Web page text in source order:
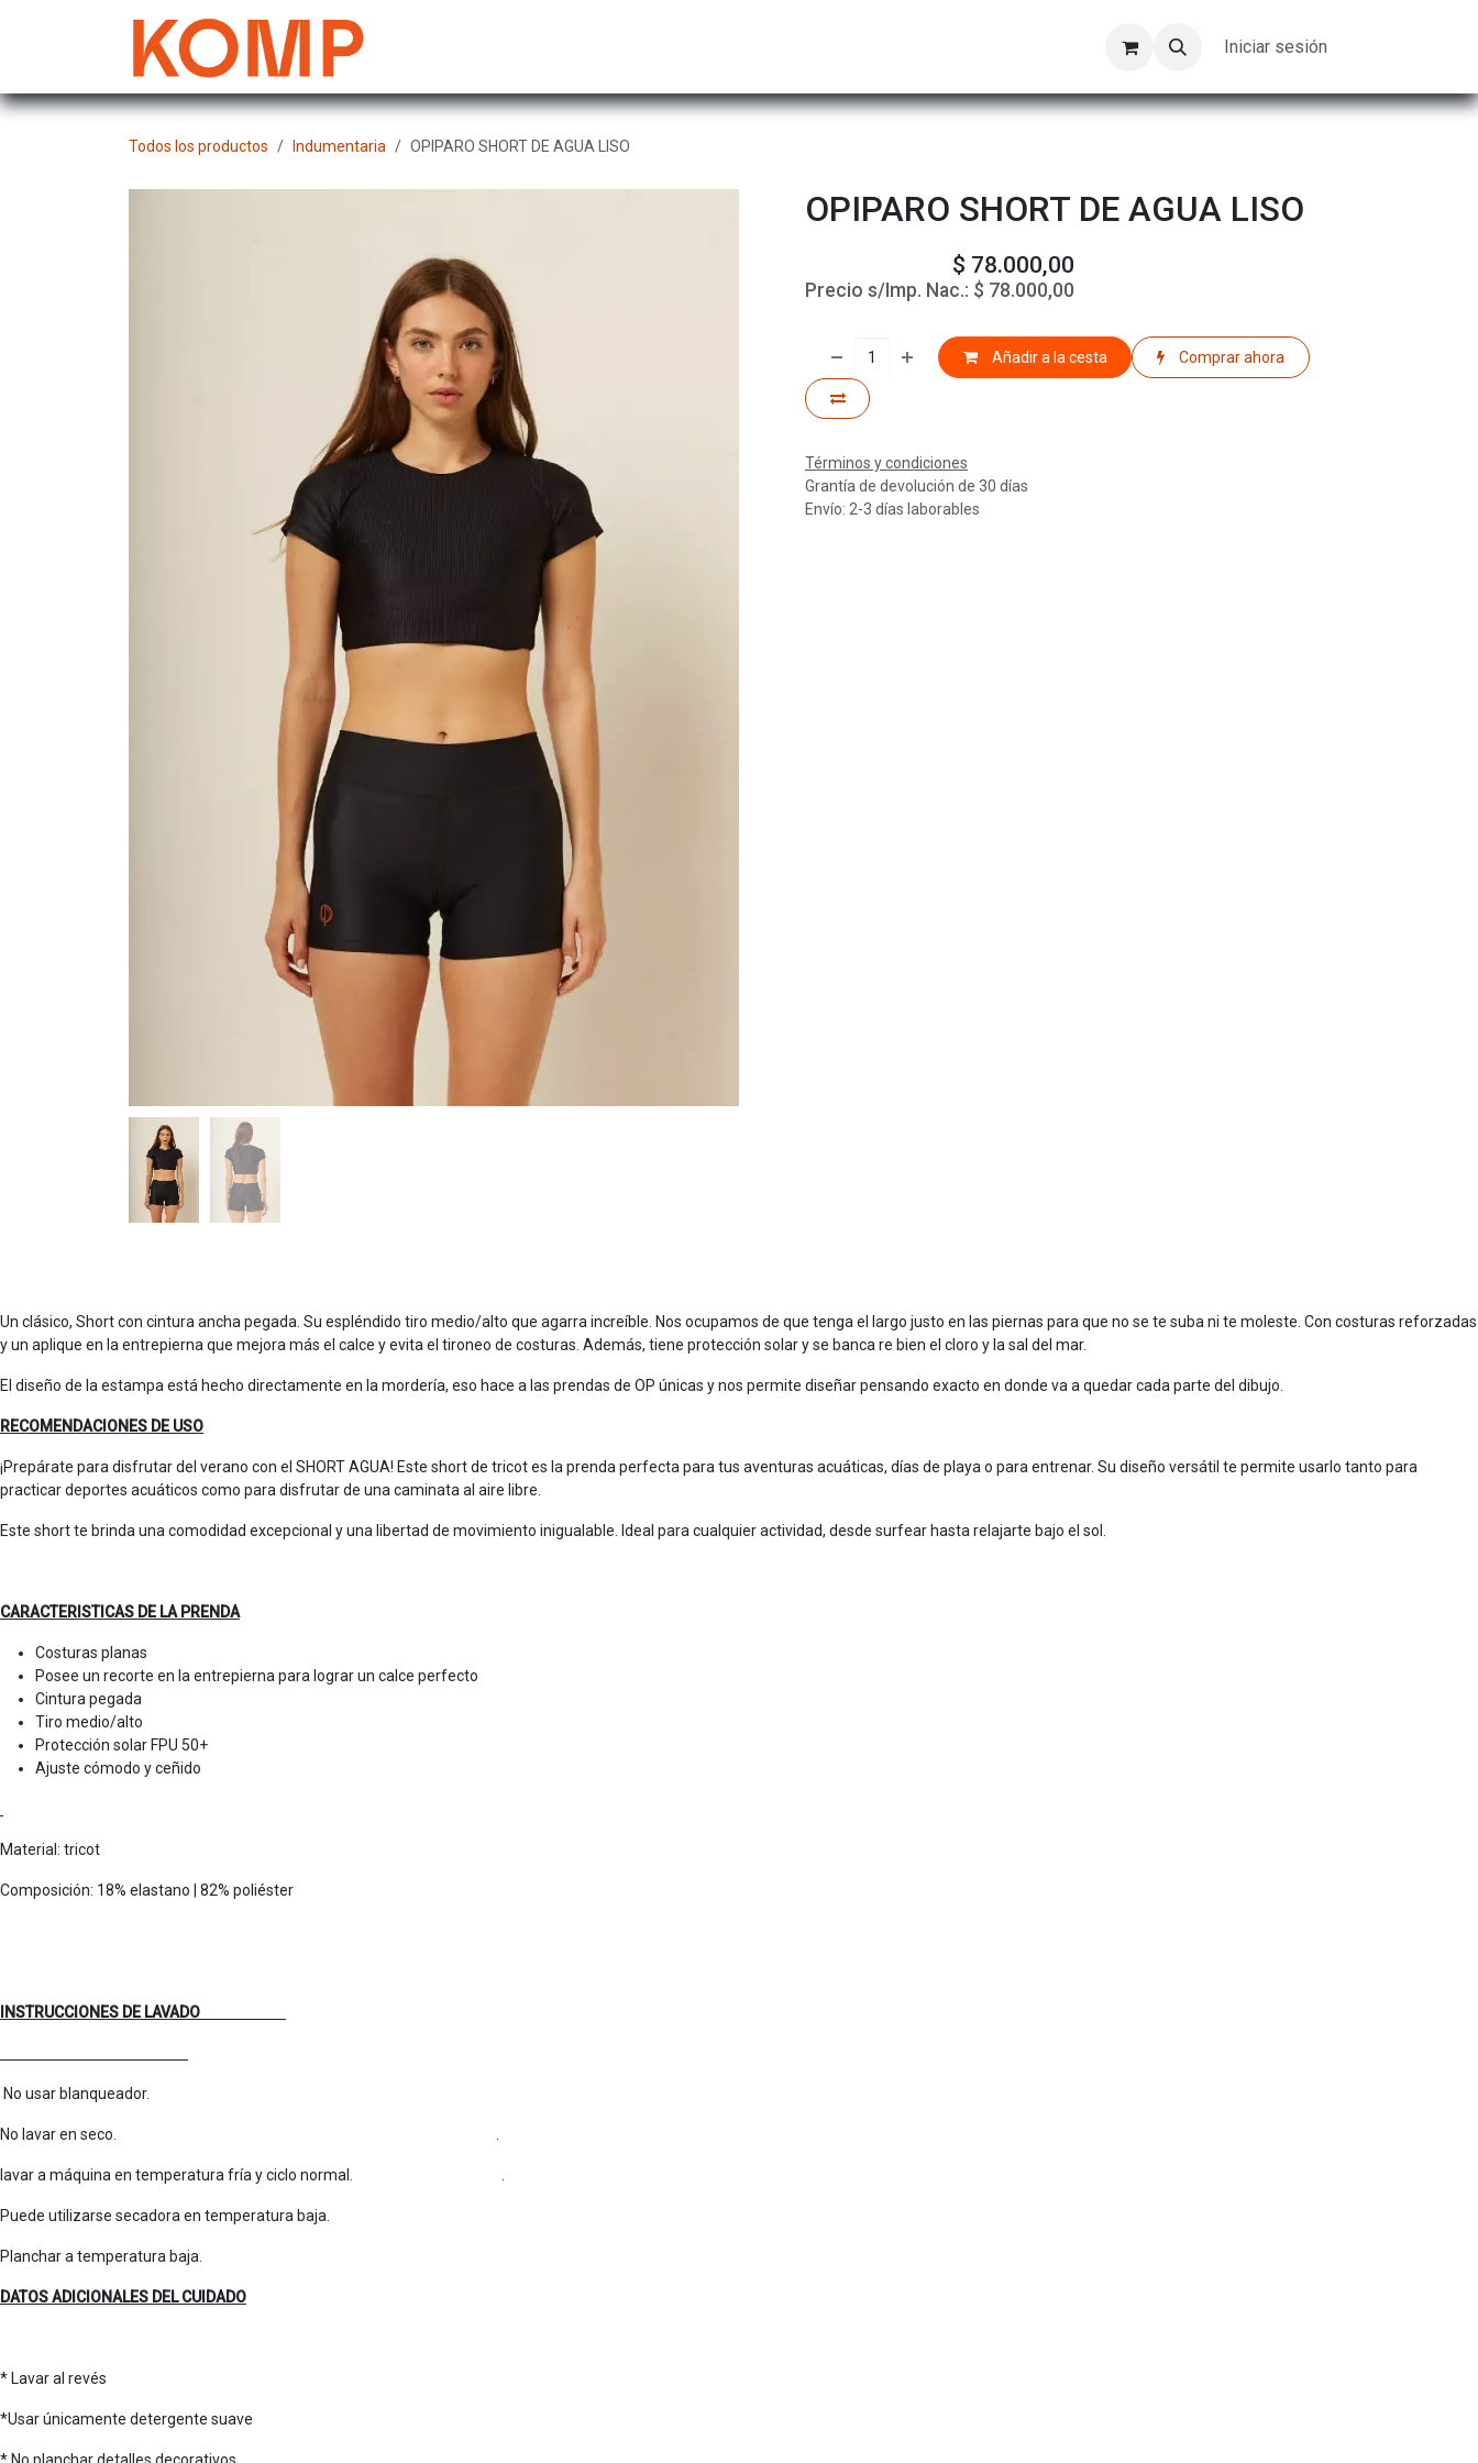
Trabajos Iniciar sesión
Todos los productos Indumentaria OPIPARO SHORT DE AGUA LISO
OPIPARO SHORT DE AGUA LISO
$ 78.000,00
Precio s/Imp. Nac.: $ 78.000,00
Añadir a la cesta Comprar ahora
Términos y condiciones
Grantía de devolución de 30 días
Envío: 2-3 días laborables
Un clásico, Short con cintura ancha pegada. Su espléndido tiro medio/alto que agarra increíble. Nos ocupamos de que tenga el largo justo en las piernas para que no se te suba ni te moleste. Con costuras reforzadas
y un aplique en la entrepierna que mejora más el calce y evita el tironeo de costuras. Además, tiene protección solar y se banca re bien el cloro y la sal del mar.
El diseño de la estampa está hecho directamente en la mordería, eso hace a las prendas de OP únicas y nos permite diseñar pensando exacto en donde va a quedar cada parte del dibujo.
RECOMENDACIONES DE USO
¡Prepárate para disfrutar del verano con el SHORT AGUA! Este short de tricot es la prenda perfecta para tus aventuras acuáticas, días de playa o para entrenar. Su diseño versátil te permite usarlo tanto para
practicar deportes acuáticos como para disfrutar de una caminata al aire libre.
Este short te brinda una comodidad excepcional y una libertad de movimiento inigualable. Ideal para cualquier actividad, desde surfear hasta relajarte bajo el sol.
CARACTERISTICAS DE LA PRENDA
Costuras planas
Posee un recorte en la entrepierna para lograr un calce perfecto
Cintura pegada
Tiro medio/alto
Protección solar FPU 50+
Ajuste cómodo y ceñido
Material: tricot
Composición: 18% elastano | 82% poliéster
INSTRUCCIONES DE LAVADO
No usar blanqueador.
No lavar en seco. .
lavar a máquina en temperatura fría y ciclo normal. .
Puede utilizarse secadora en temperatura baja.
Planchar a temperatura baja.
DATOS ADICIONALES DEL CUIDADO
* Lavar al revés
*Usar únicamente detergente suave